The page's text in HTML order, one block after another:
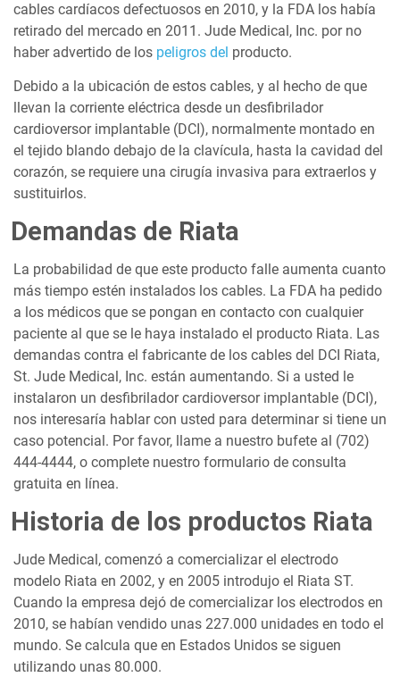
cables cardíacos defectuosos en 2010, y la FDA los había
retirado del mercado en 2011. Jude Medical, Inc. por no
haber advertido de los peligros del producto.
Debido a la ubicación de estos cables, y al hecho de que
llevan la corriente eléctrica desde un desfibrilador
cardioversor implantable (DCI), normalmente montado en
el tejido blando debajo de la clavícula, hasta la cavidad del
corazón, se requiere una cirugía invasiva para extraerlos y
sustituirlos.
Demandas de Riata
La probabilidad de que este producto falle aumenta cuanto
más tiempo estén instalados los cables. La FDA ha pedido
a los médicos que se pongan en contacto con cualquier
paciente al que se le haya instalado el producto Riata. Las
demandas contra el fabricante de los cables del DCI Riata,
St. Jude Medical, Inc. están aumentando. Si a usted le
instalaron un desfibrilador cardioversor implantable (DCI),
nos interesaría hablar con usted para determinar si tiene un
caso potencial. Por favor, llame a nuestro bufete al (702)
444-4444, o complete nuestro formulario de consulta
gratuita en línea.
Historia de los productos Riata
Jude Medical, comenzó a comercializar el electrodo
modelo Riata en 2002, y en 2005 introdujo el Riata ST.
Cuando la empresa dejó de comercializar los electrodos en
2010, se habían vendido unas 227.000 unidades en todo el
mundo. Se calcula que en Estados Unidos se siguen
utilizando unas 80.000.